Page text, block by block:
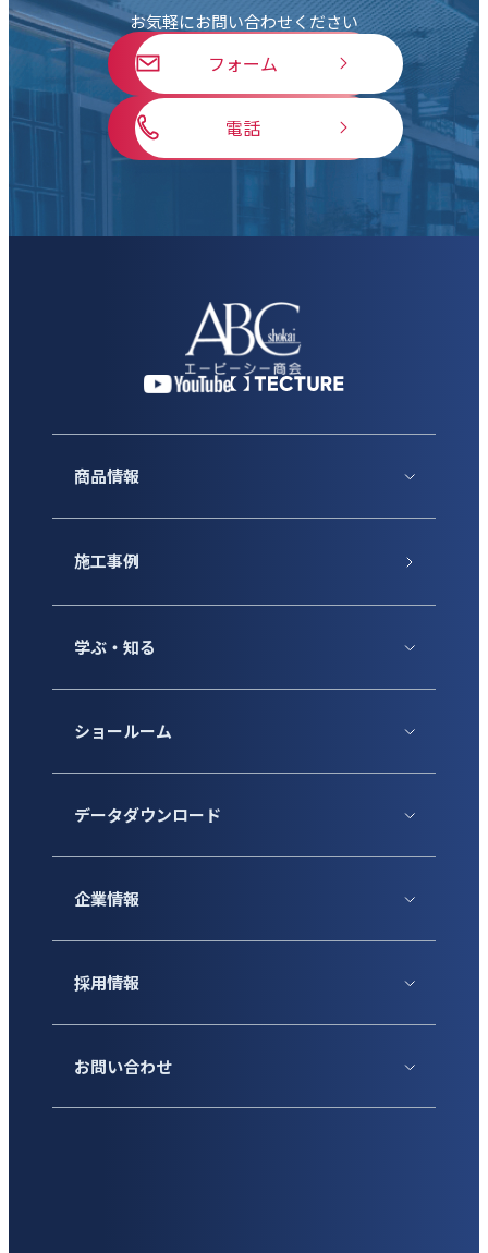
お気軽にお問い合わせください
フォーム
電話
商品情報
施工事例
学ぶ・知る
ショールーム
データダウンロード
企業情報
採用情報
お問い合わせ